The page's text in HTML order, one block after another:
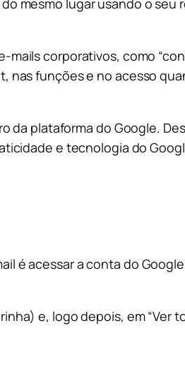
mesmo lugar usando o seu
mails corporativos, como
nas funções e no acesso
da plataforma do Google.
e tecnologia do
é acessar a conta do
e, logo depois, em “Ver